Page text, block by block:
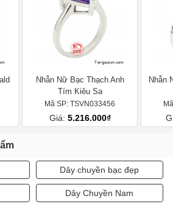
Nhẫn Nữ Bạc Thạch Anh
Tím Kiêu Sa
Mã SP: TSVN033456
Giá: 5.216.000₫
Nhẫn
Dây chuyền bạc đẹp
Dây Chuyền Nam